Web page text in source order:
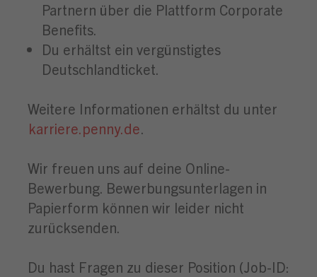
Partnern über die Plattform Corporate
Benefits.
Du erhältst ein vergünstigtes
Deutschlandticket.
Weitere Informationen erhältst du unter
karriere.penny.de.
Wir freuen uns auf deine Online-
Bewerbung. Bewerbungsunterlagen in
Papierform können wir leider nicht
zurücksenden.
Du hast Fragen zu dieser Position (Job-ID: